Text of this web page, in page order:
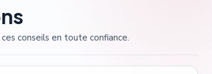
conseils en toute confiance.